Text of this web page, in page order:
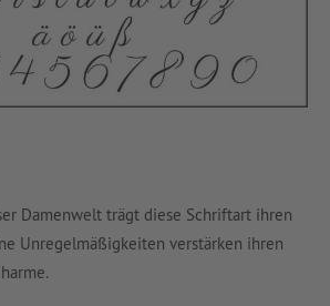
Damenwelt trägt diese Schriftart ihren
Unregelmäßigkeiten verstärken ihren